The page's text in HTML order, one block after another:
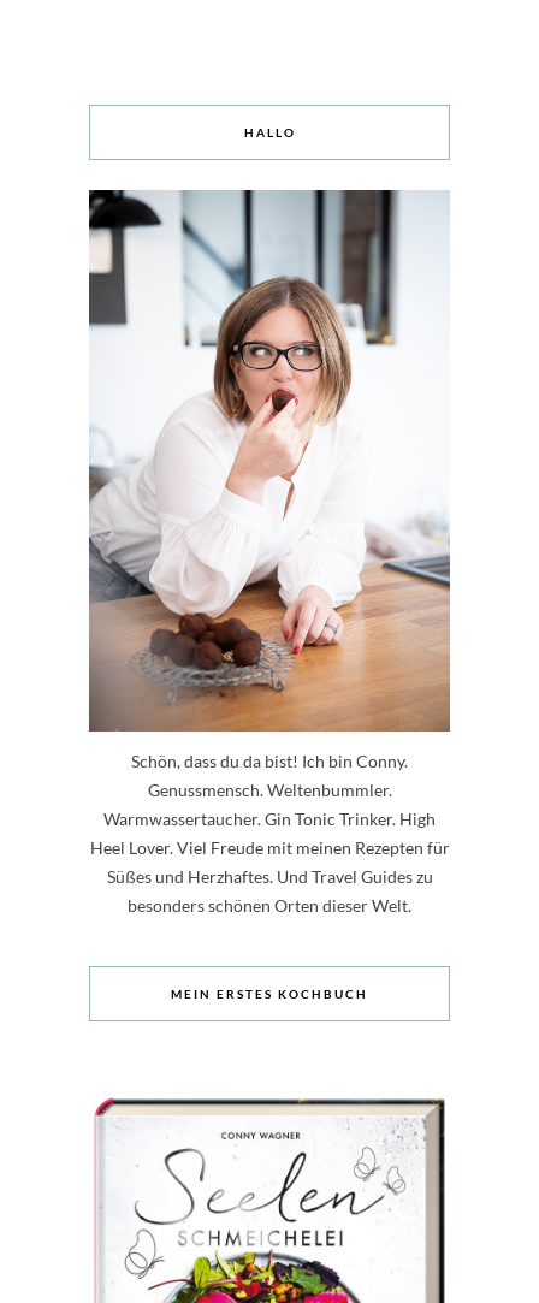
HALLO
Schön, dass du da bist! Ich bin Conny.
Genussmensch. Weltenbummler.
Warmwassertaucher. Gin Tonic Trinker. High
Heel Lover. Viel Freude mit meinen Rezepten für
Süßes und Herzhaftes. Und Travel Guides zu
besonders schönen Orten dieser Welt.
MEIN ERSTES KOCHBUCH